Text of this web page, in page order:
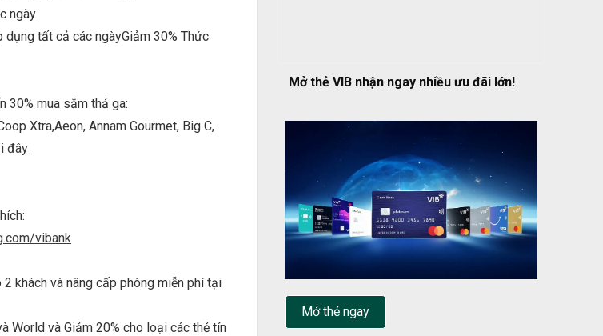
ngày
dụng tất cả các ngàyGiảm 30% Thức
30% mua sắm thả ga:
Xtra,Aeon, Annam Gourmet, Big C,
đây
vibank
khách và nâng cấp phòng miễn phí tại
World và Giảm 20% cho loại các thẻ tín
Mở thẻ VIB nhận ngay nhiều ưu đãi lớn!
Mở thẻ ngay